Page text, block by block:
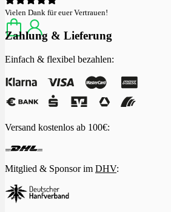
Vielen Dank für euer Vertrauen!
Zahlung & Lieferung
Einfach & flexibel bezahlen:
Versand kostenlos ab 100€:
Mitglied & Sponsor im DHV: